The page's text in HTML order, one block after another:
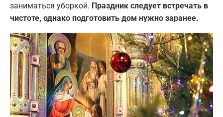
заниматься уборкой. Праздник следует встречать в
чистоте, однако подготовить дом нужно заранее.